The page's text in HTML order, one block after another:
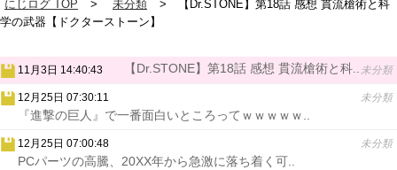
にじログ TOP 未分類
【Dr.STONE】第18話 感想 貫流槍術と科
学の武器【ドクターストーン】
11月3日 14:40:43 未分類
【Dr.STONE】第18話 感想 貫流槍術と科..
12月25日 07:30:11 未分類
『進撃の巨人』で一番面白いところってｗｗｗｗｗ..
12月25日 07:00:48 未分類
PCパーツの高騰、20XX年から急激に落ち着く可..